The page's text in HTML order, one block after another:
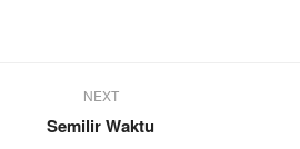
NEXT
Semilir Waktu